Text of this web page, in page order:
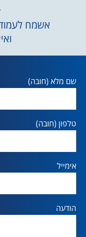
אשמח
שם מלא (חובה)
טלפון (חובה)
אימייל
הודעה